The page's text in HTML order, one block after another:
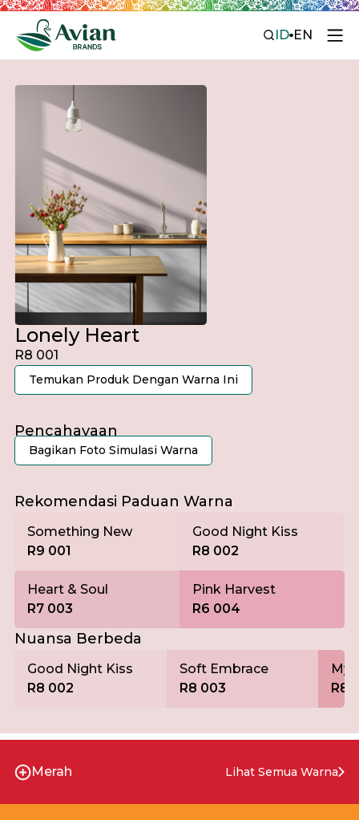
ID EN
Lonely Heart
R8 001
Temukan Produk Dengan Warna Ini
Pencahayaan
Bagikan Foto Simulasi Warna
Rekomendasi Paduan Warna
Something New
R9 001
Good Night Kiss
R8 002
Heart & Soul
R7 003
Pink Harvest
R6 004
Nuansa Berbeda
Good Night Kiss
R8 002
Soft Embrace
R8 003
My
R8
Merah Lihat Semua Warna